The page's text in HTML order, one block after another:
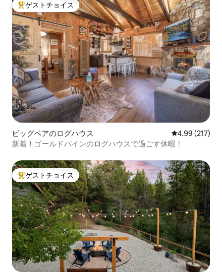
大好評のゲストチョイスです。
ゲストチョイス
ビッグベアのログハウス レビュー217
4.99 (217)
新着！ゴールドパインのログハウスで過ごす休暇！
大好評のゲストチョイスです。
ゲストチョイス